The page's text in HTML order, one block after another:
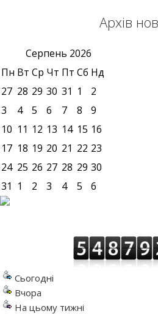
Архів
Серпень 2026
Пн Вт Ср Чт Пт Сб Нд
27 28 29 30 31 1
2
3
4 5 6 7 8
9
10 11 12 13 14 15 16
17 18 19 20 21 22 23
24 25 26 27 28 29 30
31 1 2 3 4 5 6
Сьогодні
Вчора
На цьому тижні